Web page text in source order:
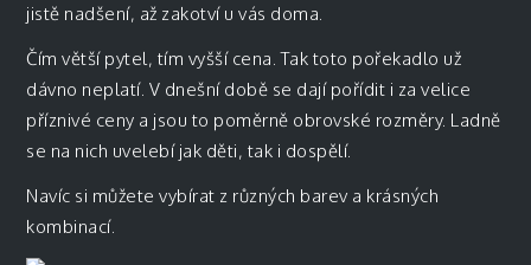
jistě nadšení, až zakotví u vás doma.
Čím větší pytel, tím vyšší cena. Tak toto pořekadlo už
dávno neplatí. V dnešní době se dají pořídit i za velice
příznivé ceny a jsou to poměrně obrovské rozměry. Ladně
se na nich uvelebí jak děti, tak i dospělí.
Navíc si můžete vybírat z různých barev a krásných
kombinací.